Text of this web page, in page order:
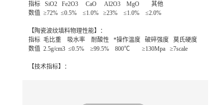
指标 SiO2 Fe2O3 CaO Al2O3 MgO 其他
数值 ≥72% ≤0.5% ≤1.0% ≥23% ≤1.0% ≤2.0%
【陶瓷波纹填料物理性能】：
指标 毛比重 吸水率 耐酸性 *操作温度 破碎强度 莫氏硬度
数值 2.5g/cm3 ≤0.5% ≥99.5% 800℃ ≥130Mpa ≥7scale
【技术指标】：